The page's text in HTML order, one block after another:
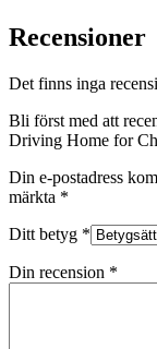
Recensioner
Det finns inga
Bli först med att
Driving Home for
Din e-postadress
märkta *
Ditt betyg *
Din recension *